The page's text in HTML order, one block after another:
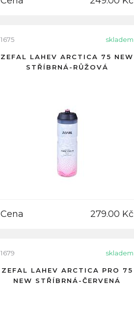
1675 skladem
ZEFAL LAHEV ARCTICA 75 NEW
STŘÍBRNÁ-RŮŽOVÁ
Cena 279.00 Kč
1679 skladem
ZEFAL LAHEV ARCTICA PRO 75
NEW STŘÍBRNÁ-ČERVENÁ